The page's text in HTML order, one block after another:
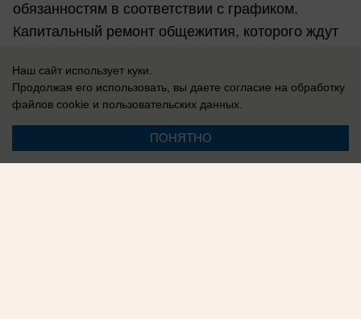
обязанностям в соответствии с графиком.
Капитальный ремонт общежития, которого ждут
Наш сайт использует куки.
Продолжая его использовать, вы даете согласие на обработку
файлов cookie и пользовательских данных.
ПОНЯТНО